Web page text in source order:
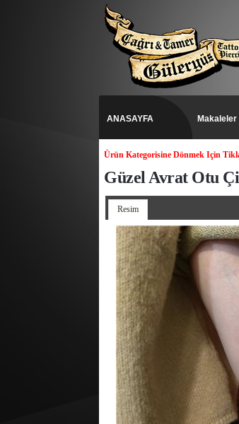
ANASAYFA Makaleler
Ürün Kategorisine Dönmek Için
Güzel Avrat Otu
Resim